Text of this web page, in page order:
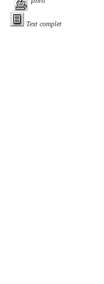
Text complet